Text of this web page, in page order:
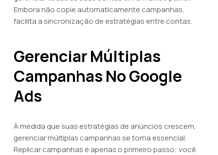
Embora não copie automaticamente campanhas,
facilita a sincronização de estratégias entre contas.
Gerenciar Múltiplas
Campanhas No Google
Ads
À medida que suas estratégias de anúncios crescem,
gerenciar múltiplas campanhas se torna essencial.
Replicar campanhas é apenas o primeiro passo; você